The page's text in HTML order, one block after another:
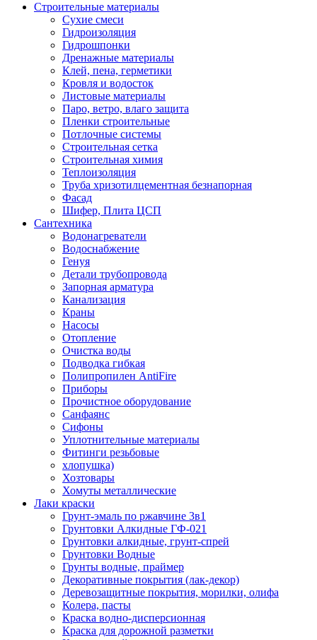
Строительные материалы
Сухие смеси
Гидроизоляция
Гидрошпонки
Дренажные материалы
Клей, пена, герметики
Кровля и водосток
Листовые материалы
Паро, ветро, влаго защита
Пленки строительные
Потлочные системы
Строительная сетка
Строительная химия
Теплоизоляция
Труба хризотилцементная безнапорная
Фасад
Шифер, Плита ЦСП
Сантехника
Водонагреватели
Водоснабжение
Генуя
Детали трубопровода
Запорная арматура
Канализация
Краны
Насосы
Отопление
Очистка воды
Подводка гибкая
Полипропилен AntiFire
Приборы
Прочистное оборудование
Санфаянс
Сифоны
Уплотнительные материалы
Фитинги резьбовые
хлопушка)
Хозтовары
Хомуты металлические
Лаки краски
Грунт-эмаль по ржавчине 3в1
Грунтовки Алкидные ГФ-021
Грунтовки алкидные, грунт-спрей
Грунтовки Водные
Грунты водные, праймер
Декоративные покрытия (лак-декор)
Деревозащитные покрытия, морилки, олифа
Колера, пасты
Краска водно-дисперсионная
Краска для дорожной разметки